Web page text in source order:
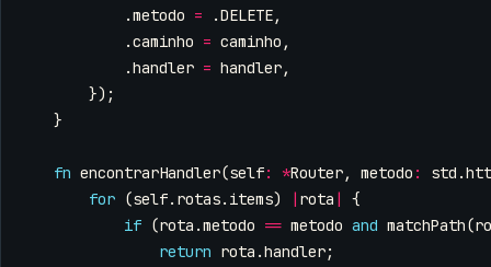
.metodo = .DELETE,
.caminho = caminho ,
.handler = handler,
});
}
fn encontrarHandler(self: *Router, metodo : std .
for (self. rotas. items) | rota |
{
if (rota .metodo == metodo and matchPath(
return rota .handler;